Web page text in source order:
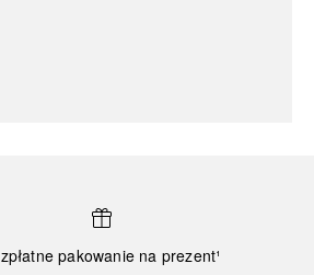
pakowanie na prezent¹